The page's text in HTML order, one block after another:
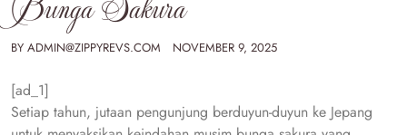
BY ADMIN@ZIPPYREVS.COM NOVEMBER 9, 2025
[ad_1]
Setiap tahun, jutaan pengunjung berduyun-duyun ke Jepang